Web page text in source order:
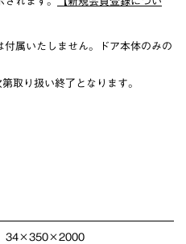
属いたしません。ドア本体のみの
取り扱い終了となります。
34×350×2000